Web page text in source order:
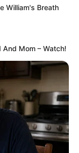
William's Breath
And Mom – Watch!